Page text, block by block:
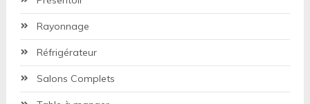
Rayonnage
Réfrigérateur
Salons Complets